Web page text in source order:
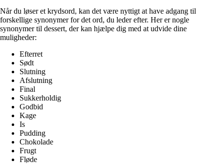
Når du løser et krydsord, kan det være nyttigt at have adgang til
forskellige synonymer for det ord, du leder efter. Her er nogle
synonymer til dessert, der kan hjælpe dig med at udvide dine
muligheder:
Efterret
Sødt
Slutning
Afslutning
Final
Sukkerholdig
Godbid
Kage
Is
Pudding
Chokolade
Frugt
Fløde